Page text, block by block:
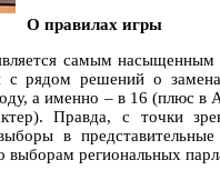
О правилах игры
самым
с рядом решений о
а именно – в 16 (плюс в
Правда, с точки
в
региональных